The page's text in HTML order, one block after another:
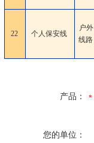
22 个人保安线
户外
线路
产品：
您的单位：